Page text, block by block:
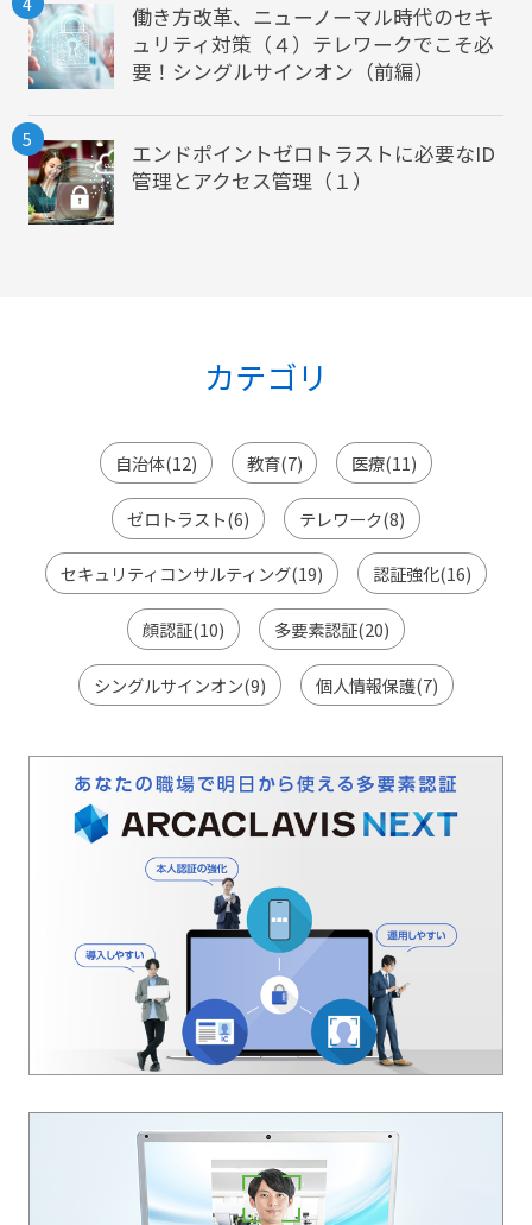
働き方改革、ニューノーマル時代のセキ
ュリティ対策（４）テレワークでこそ必
要！シングルサインオン（前編）
5
エンドポイントゼロトラストに必要なID
管理とアクセス管理（１）
カテゴリ
自治体(12) 教育(7) 医療(11)
ゼロトラスト(6) テレワーク(8)
セキュリティコンサルティング(19) 認証強化(16)
顔認証(10) 多要素認証(20)
シングルサインオン(9) 個人情報保護(7)